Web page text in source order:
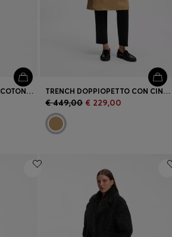
TRENCH REGULAR FIT IN COTONE ELASTICIZZATO TRENCH DOPPIOPETTO CON CINTURA CON FIBBIA
€ 449,00 € 229,00